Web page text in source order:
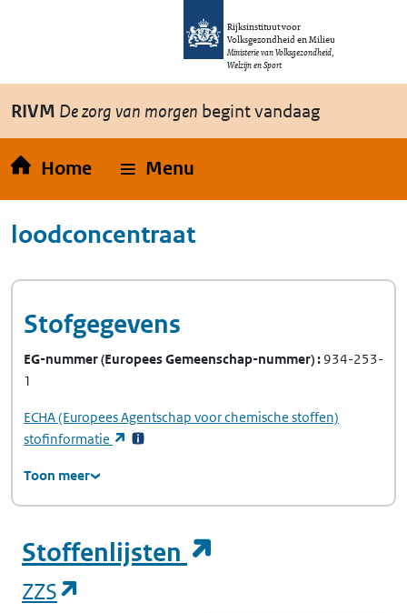
Overslaan en naar de inhoud gaan
Rijksinstituut voor
Volksgezondheid en Milieu
Ministerie van Volksgezondheid,
Welzijn en Sport
RIVM De zorg van morgen begint vandaag
Home Menu
loodconcentraat
Stofgegevens
EG-nummer(Europees Gemeenschap-nummer) 934-253-
1
ECHA(Europees Agentschap voor chemische stoffen)
stofinformatie
(opent in een nieuw tabblad)
Toon meer
Stoffenlijsten
ZZS